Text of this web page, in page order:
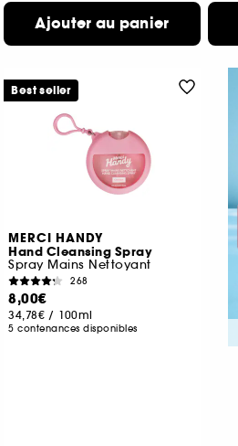
Ajouter au panier
MERCI HANDY
Hand Cleansing Spray
Spray Mains Nettoyant
268
8,00€
34,78€ / 100ml
5 contenances disponibles
Best seller